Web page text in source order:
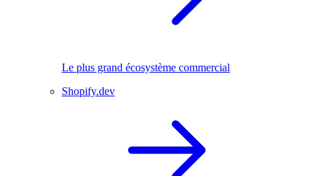
Le plus grand écosystème commercial
Shopify.dev